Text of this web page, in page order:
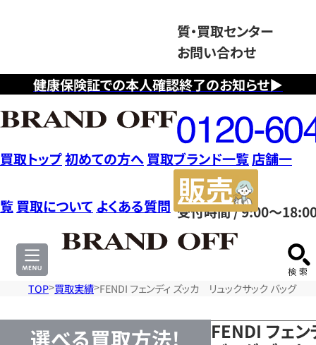
健康保険証での本人確認終了のお知らせ▶
質・買取センター
お問い合わせ
フ
リ
ー
ダ
イ
ヤ
ル
0120604117
受付時間 / 9:00～
買取トップ初めての方へ 買取ブランド一覧店舗一
覧 買取について よくある質問
サ
TOP 買取実績 FENDI フェンディ ズッカ リュックサック バッグ ズ
選べる買取方法!
FENDI フェ